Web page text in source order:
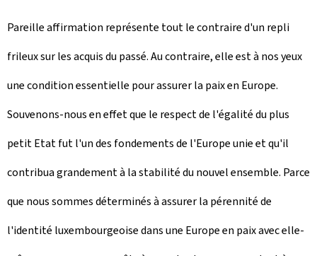
Pareille affirmation représente tout le contraire d'un repli
frileux sur les acquis du passé. Au contraire, elle est à nos yeux
une condition essentielle pour assurer la paix en Europe.
Souvenons-nous en effet que le respect de l'égalité du plus
petit Etat fut l'un des fondements de l'Europe unie et qu'il
contribua grandement à la stabilité du nouvel ensemble. Parce
que nous sommes déterminés à assurer la pérennité de
l'identité luxembourgeoise dans une Europe en paix avec elle-